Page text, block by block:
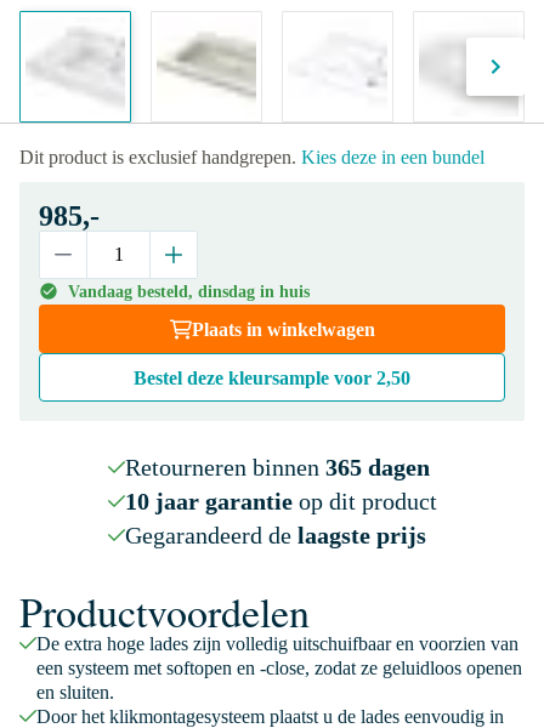
Dit product is exclusief handgrepen. Kies deze in een bundel
985,-
Vandaag besteld, dinsdag in huis
Plaats in winkelwagen
Bestel deze kleursample voor 2,50
Retourneren binnen 365 dagen
10 jaar garantieop dit product
Gegarandeerd de laagste prijs
Productvoordelen
De extra hoge lades zijn volledig uitschuifbaar en voorzien van
een systeem met softopen en -close, zodat ze geluidloos openen
en sluiten.
Door het klikmontagesysteem plaatst u de lades eenvoudig in